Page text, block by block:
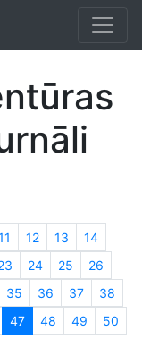
12 13
14
24 25
26
35 36 37
38
47 48 49
50